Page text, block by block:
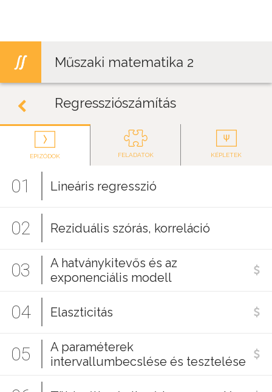
Műszaki matematika 2
Regressziószámítás
EPIZÓDOK FELADATOK KÉPLETEK
01 Lineáris regresszió
02 Reziduális szórás, korreláció
03
A hatványkitevős és az
exponenciális modell
04 Elaszticitás
05
A paraméterek
intervallumbecslése és tesztelése